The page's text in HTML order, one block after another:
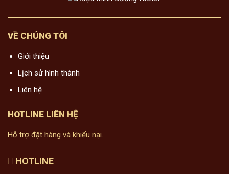
VỀ CHÚNG TÔI
Giới thiệu
Lịch sử hình thành
Liên hệ
HOTLINE LIÊN HỆ
Hỗ trợ đặt hàng và khiếu nại.
HOTLINE